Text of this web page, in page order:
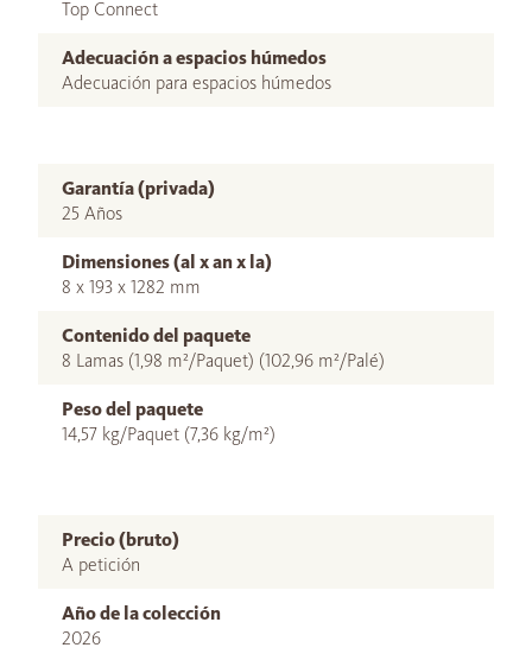
Top Connect
Adecuación a espacios húmedos
Adecuación para espacios húmedos
Garantía (privada)
25 Años
Dimensiones (al x an x la)
8 x 193 x 1282 mm
Contenido del paquete
8 Lamas (1,98 m²/Paquet) (102,96 m²/Palé)
Peso del paquete
14,57 kg/Paquet (7,36 kg/m²)
Precio (bruto)
A petición
Año de la colección
2026